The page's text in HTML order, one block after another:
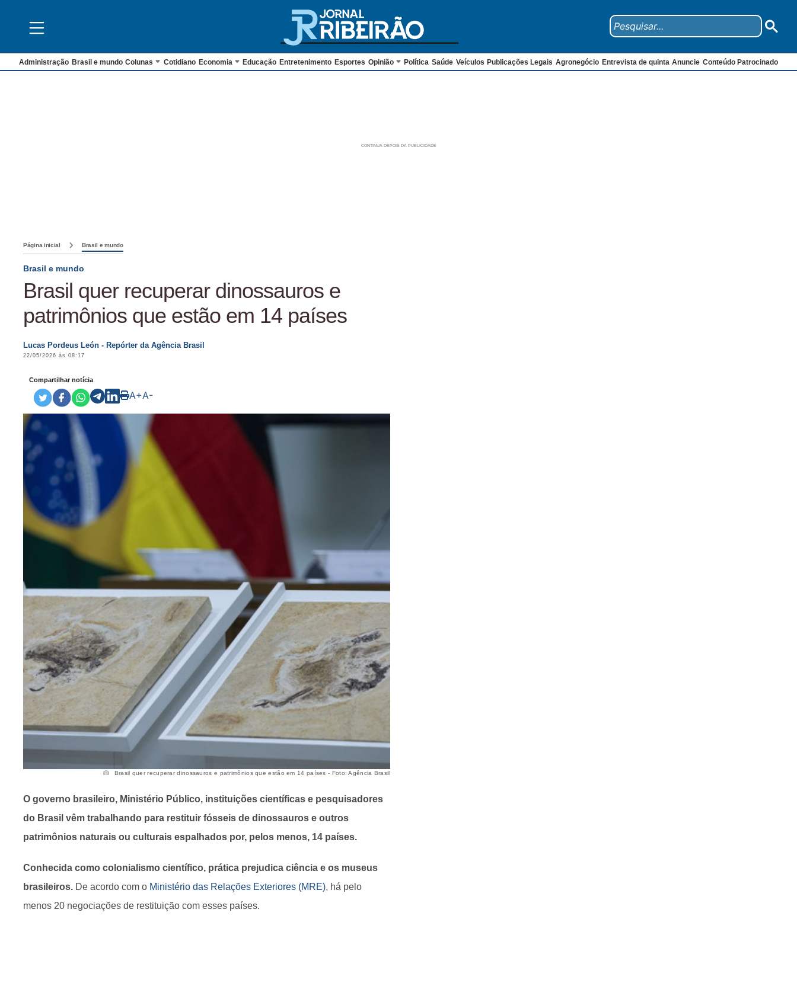
Administração Brasil e mundo Colunas Cotidiano Economia Educação Entretenimento Esportes Opinião Política Saúde Veículos Publicações Legais Agronegócio Entrevista de quinta Anuncie Conteúdo Patrocinado
Página inicial Brasil e mundo
Brasil e mundo
Brasil quer recuperar dinossauros e
patrimônios que estão em 14 países
Lucas Pordeus León - Repórter da Agência Brasil
22/05/2026 às 08:17
Compartilhar notícia
A+A-
Brasil quer recuperar dinossauros e patrimônios que estão em 14 países - Foto: Agência Brasil
O governo brasileiro, Ministério Público, instituições científicas e pesquisadores
do Brasil vêm trabalhando para restituir fósseis de dinossauros e outros
patrimônios naturais ou culturais espalhados por, pelos menos, 14 países.
Conhecida como colonialismo científico, prática prejudica ciência e os museus
brasileiros. De acordo com o Ministério das Relações Exteriores (MRE), há pelo
menos 20 negociações de restituição com esses países.